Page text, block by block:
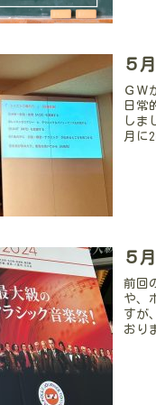
５
ＧＷ
日常
しま
月に
５
前回
や、
すが
おり